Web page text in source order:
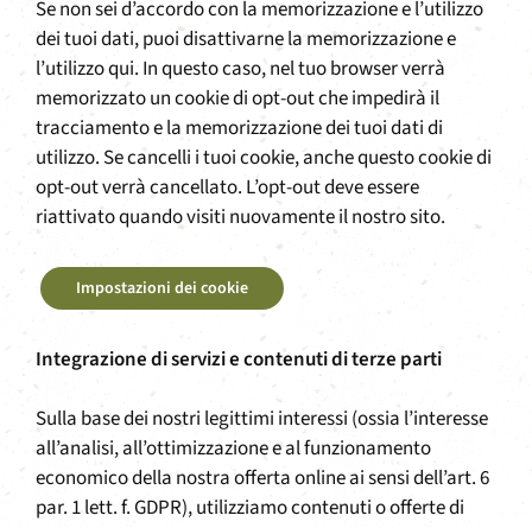
Se non sei d’accordo con la memorizzazione e l’utilizzo
dei tuoi dati, puoi disattivarne la memorizzazione e
l’utilizzo qui. In questo caso, nel tuo browser verrà
memorizzato un cookie di opt-out che impedirà il
tracciamento e la memorizzazione dei tuoi dati di
utilizzo. Se cancelli i tuoi cookie, anche questo cookie di
opt-out verrà cancellato. L’opt-out deve essere
riattivato quando visiti nuovamente il nostro sito.
Impostazioni dei cookie
Integrazione di servizi e contenuti di terze parti
Sulla base dei nostri legittimi interessi (ossia l’interesse
all’analisi, all’ottimizzazione e al funzionamento
economico della nostra offerta online ai sensi dell’art. 6
par. 1 lett. f. GDPR), utilizziamo contenuti o offerte di